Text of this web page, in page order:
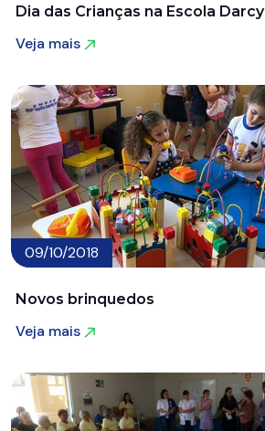
Dia das Crianças na Escola Darcy
Veja mais
09/10/2018
Novos brinquedos
Veja mais